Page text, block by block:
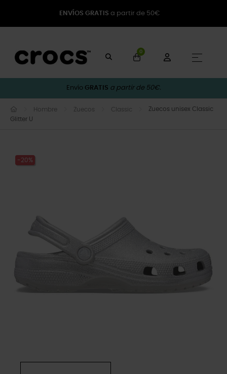
ENVÍOS GRATIS a partir de 50€
0
☰
Envío GRATIS a partir de 50€.
Hombre Zuecos Classic
Zuecos unisex Classic
Glitter U
-20%